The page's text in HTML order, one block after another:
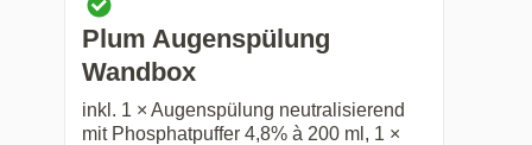
Plum Augenspülung
Wandbox
inkl. 1 × Augenspülung neutralisierend
mit Phosphatpuffer 4,8% à 200 ml, 1 ×